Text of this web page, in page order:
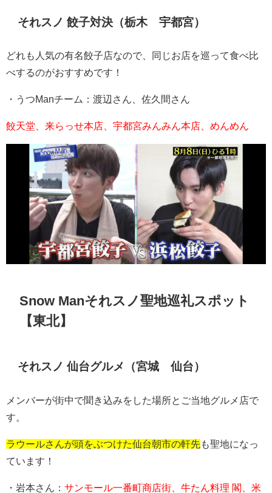
それスノ 餃子対決（栃木 宇都宮）
どれも人気の有名餃子店なので、同じお店を巡って食べ比
べするのがおすすめです！
・うつManチーム：渡辺さん、佐久間さん
餃天堂、来らっせ本店、宇都宮みんみん本店、めんめん
Snow Manそれスノ聖地巡礼スポット
【東北】
それスノ 仙台グルメ（宮城 仙台）
メンバーが街中で聞き込みをした場所とご当地グルメ店で
す。
ラウールさんが頭をぶつけた仙台朝市の軒先も聖地になっ
ています！
・岩本さん： サンモール一番町商店街、牛たん料理 閣、米